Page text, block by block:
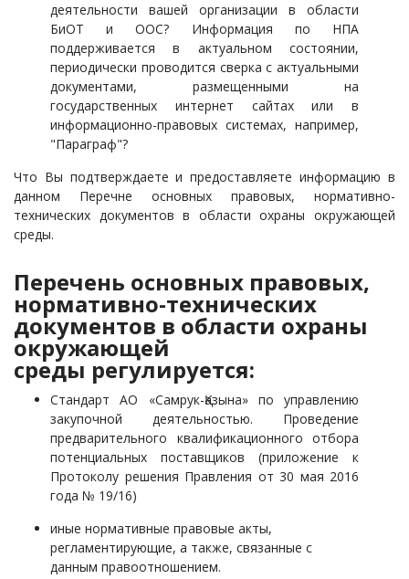
деятельности вашей организации в области
БиОТ и ООС? Информация по НПА
поддерживается в актуальном состоянии,
периодически проводится сверка с актуальными
документами, размещенными на
государственных интернет сайтах или в
информационно-правовых системах, например,
"Параграф"?
Что Вы подтверждаете и предоставляете информацию в
данном Перечне основных правовых, нормативно-
технических документов в области охраны окружающей
среды.
Перечень основных правовых,
нормативно-технических
документов в области охраны
окружающей
среды регулируется:
Стандарт АО «Самрук-Қазына» по управлению
закупочной деятельностью. Проведение
предварительного квалификационного отбора
потенциальных поставщиков (приложение к
Протоколу решения Правления от 30 мая 2016
года № 19/16)
иные нормативные правовые акты,
регламентирующие, а также, связанные с
данным правоотношением.